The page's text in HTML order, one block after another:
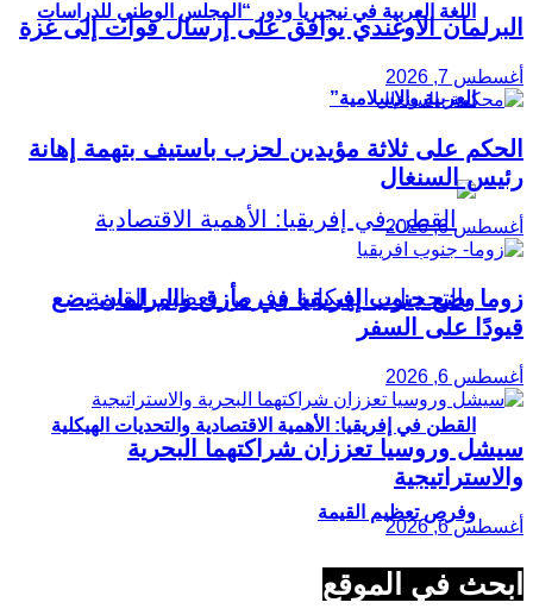
اللغة العربية في نيجيريا ودور “المجلس الوطني للدراسات
العربية والإسلامية”
القطن في إفريقيا: الأهمية الاقتصادية والتحديات الهيكلية
وفرص تعظيم القيمة
البرلمان الأوغندي يوافق على إرسال قوات إلى غزة
أغسطس 7, 2026
الحكم على ثلاثة مؤيدين لحزب باستيف بتهمة إهانة
رئيس السنغال
أغسطس 6, 2026
زوما يضع جنوب إفريقيا في مأزق والبرلمان يضع
قيودًا على السفر
أغسطس 6, 2026
سيشل وروسيا تعززان شراكتهما البحرية
والاستراتيجية
أغسطس 6, 2026
ابحث في الموقع